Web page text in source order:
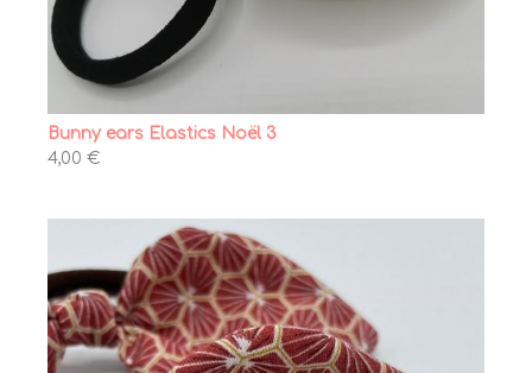
Bunny ears Elastics Noël 3
4,00 €